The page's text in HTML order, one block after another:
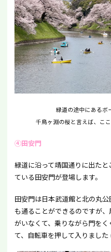
緑道の途中にあるボ
千鳥ヶ淵の桜と言えば、こ
④田安門
緑道に沿って靖国通りに出た
ている田安門が登場します。
田安門は日本武道館と北の丸
も通ることができるのですが
がいなくて、乗りながら門を
て、自転車を押して入りまし